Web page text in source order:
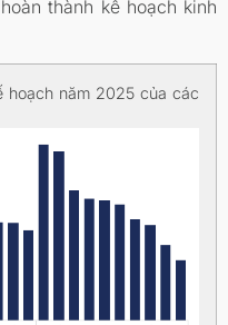
thành kế hoạch kinh
hoạch năm 2025 của các